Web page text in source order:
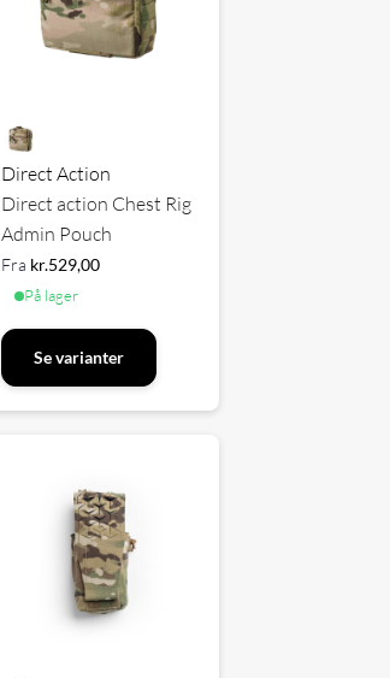
Direct Action
Direct action Chest Rig
Admin Pouch
Fra kr.529,00
På lager
Se varianter